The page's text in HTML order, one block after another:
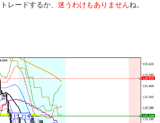
レードするか、 迷うわけもありませんね。